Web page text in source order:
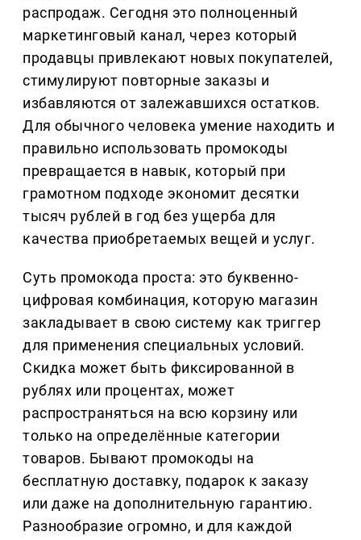
распродаж. Сегодня это полноценный
маркетинговый канал, через который
продавцы привлекают новых покупателей,
стимулируют повторные заказы и
избавляются от залежавшихся остатков.
Для обычного человека умение находить и
правильно использовать промокоды
превращается в навык, который при
грамотном подходе экономит десятки
тысяч рублей в год без ущерба для
качества приобретаемых вещей и услуг.
Суть промокода проста: это буквенно-
цифровая комбинация, которую магазин
закладывает в свою систему как триггер
для применения специальных условий.
Скидка может быть фиксированной в
рублях или процентах, может
распространяться на всю корзину или
только на определённые категории
товаров. Бывают промокоды на
бесплатную доставку, подарок к заказу
или даже на дополнительную гарантию.
Разнообразие огромно, и для каждой